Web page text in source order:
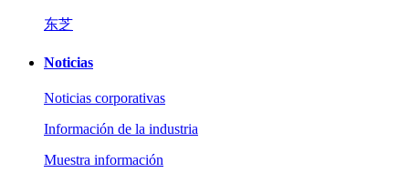
东芝
Noticias
Noticias corporativas
Información de la industria
Muestra información